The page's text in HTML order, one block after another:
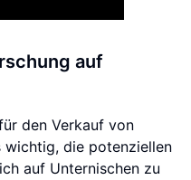
auf
den Verkauf von
wichtig, die potenziellen
auf Unternischen zu